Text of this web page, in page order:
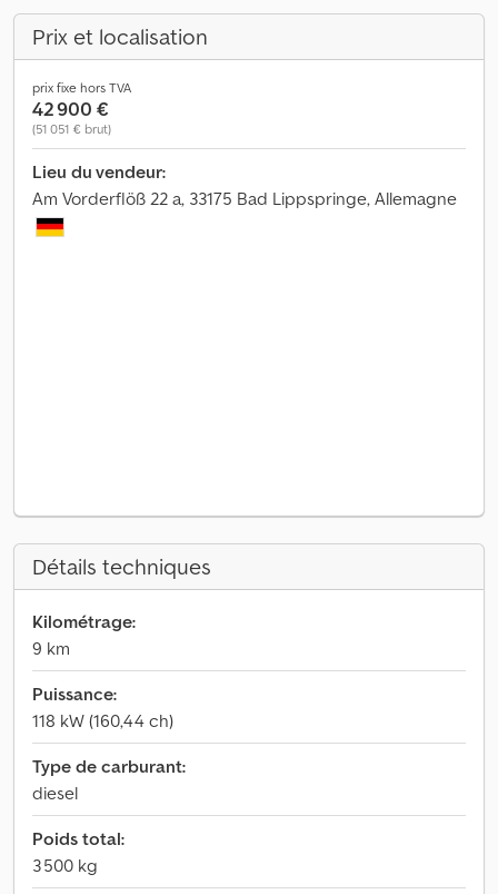
Prix et localisation
prix fixe hors TVA
42 900 €
(51 051 € brut)
Lieu du vendeur:
Am Vorderflöß 22 a, 33175 Bad Lippspringe, Allemagne
Détails techniques
Kilométrage:
9 km
Puissance:
118 kW (160,44 ch)
Type de carburant:
diesel
Poids total:
3 500 kg